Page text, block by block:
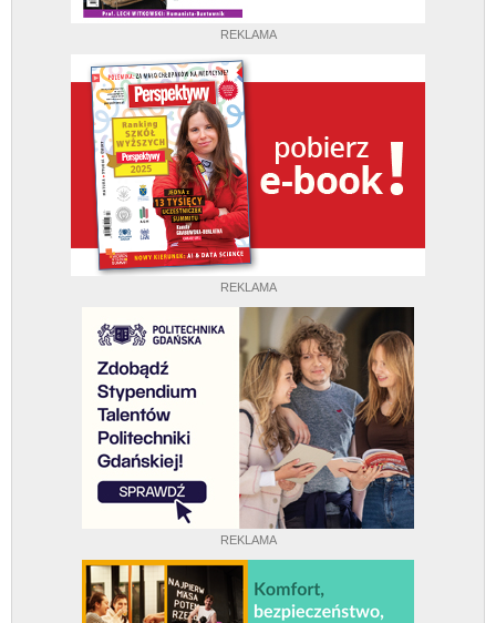
REKLAMA
REKLAMA
REKLAMA